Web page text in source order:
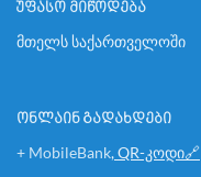
უფასო მიწოდება
მთელს საქართველოში
ონლაინ გადახდები
+ MobileBank,QR-კოდი🔗